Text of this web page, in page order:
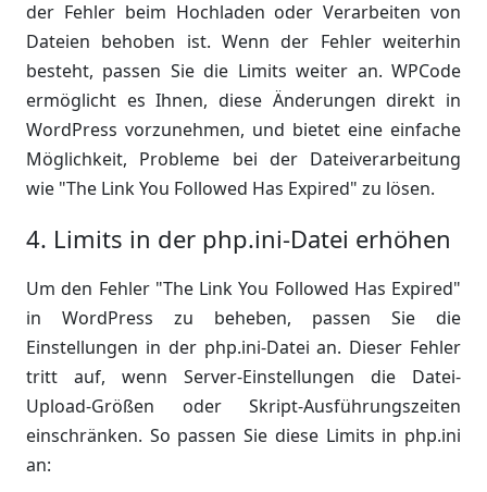
der Fehler beim Hochladen oder Verarbeiten von
Dateien behoben ist. Wenn der Fehler weiterhin
besteht, passen Sie die Limits weiter an. WPCode
ermöglicht es Ihnen, diese Änderungen direkt in
WordPress vorzunehmen, und bietet eine einfache
Möglichkeit, Probleme bei der Dateiverarbeitung
wie "The Link You Followed Has Expired" zu lösen.
4. Limits in der php.ini-Datei erhöhen
Um den Fehler "The Link You Followed Has Expired"
in WordPress zu beheben, passen Sie die
Einstellungen in der php.ini-Datei an. Dieser Fehler
tritt auf, wenn Server-Einstellungen die Datei-
Upload-Größen oder Skript-Ausführungszeiten
einschränken. So passen Sie diese Limits in php.ini
an: